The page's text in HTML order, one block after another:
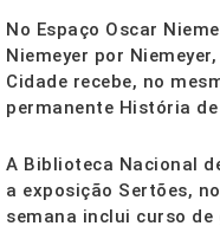
No Espaço Oscar
Niemeyer por
Cidade recebe, no
permanente História
A Biblioteca Nacional
a exposição Sertões,
semana inclui curso